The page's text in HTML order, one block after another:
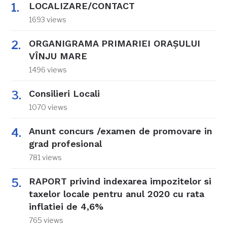
LOCALIZARE/CONTACT
1693 views
ORGANIGRAMA PRIMARIEI ORAŞULUI
VÎNJU MARE
1496 views
Consilieri Locali
1070 views
Anunt concurs /examen de promovare in
grad profesional
781 views
RAPORT privind indexarea impozitelor si
taxelor locale pentru anul 2020 cu rata
inflatiei de 4,6%
765 views